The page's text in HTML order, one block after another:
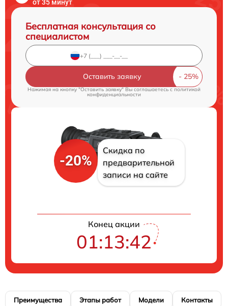
от 35 минут
Бесплатная консультация со
специалистом
Оставить заявку
Нажимая на кнопку "Оставить заявку" Вы соглашаетесь c политикой
конфиденциальности
-20%
Скидка по
предварительной
записи на сайте
Конец акции
01:13:42
Преимущества Этапы работ Модели Контакты